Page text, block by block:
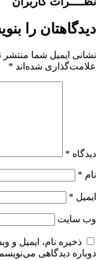
دیدگاهتان را
نشانی ایمیل شما منتشر
علامت‌گذاری شده‌اند *
دیدگاه *
نام *
ایمیل *
وب‌ سایت
ذخیره نام، ایمیل و
دوباره دیدگاهی